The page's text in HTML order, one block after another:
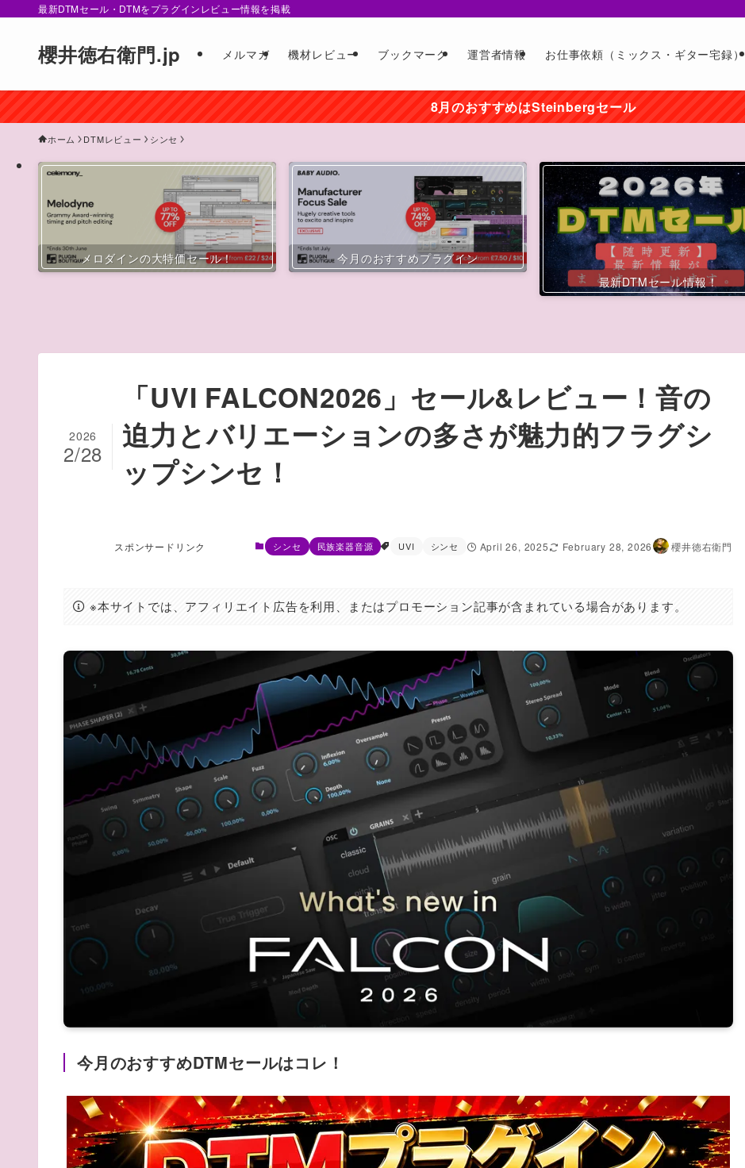
最新DTMセール・DTMをプラグインレビュー情報を掲載
櫻井徳右衛門.jp メルマガ 機材レビュー ブックマーク 運営者情報 お仕事依頼（ミックス・ギター宅録）
8月のおすすめはSteinbergセール
ホーム DTMレビュー シンセ
メロダインの大特価セール！
今月のおすすめプラグイン
最新DTMセール情報！
「UVI FALCON2026」セール&レビュー！音の
迫力とバリエーションの多さが魅力的フラグシ
ップシンセ！
2026
2/28
スポンサードリンク シンセ 民族楽器音源 UVI シンセ April 26, 2025 February 28, 2026 櫻井徳右衛門
※本サイトでは、アフィリエイト広告を利用、またはプロモーション記事が含まれている場合があります。
今月のおすすめDTMセールはコレ！